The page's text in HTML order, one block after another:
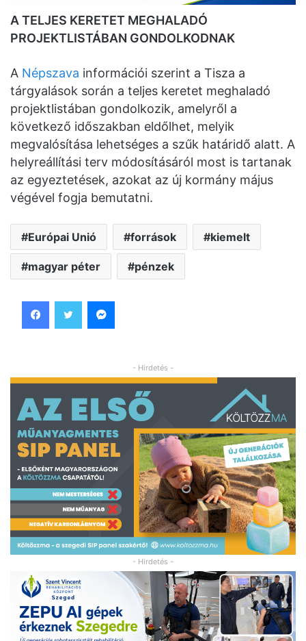
A TELJES KERETET MEGHALADÓ
PROJEKTLISTÁBAN GONDOLKODNAK
A Népszava információi szerint a Tisza a
tárgyalások során a teljes keretet meghaladó
projektlistában gondolkozik, amelyről a
következő időszakban eldőlhet, melyik
megvalósítása lehetséges a szűk határidő alatt. A
helyreállítási terv módosításáról most is tartanak
az egyeztetések, azokat az új kormány május
végével fogja bemutatni.
Európai Unió források kiemelt
magyar péter pénzek
- Hirdetés -
- Hirdetés -